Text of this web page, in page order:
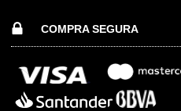
COMPRA SEGURA